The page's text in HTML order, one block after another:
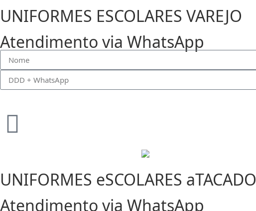
UNIFORMES ESCOLARES VAREJO
Atendimento via WhatsApp
UNIFORMES eSCOLARES aTACADO
Atendimento via WhatsApp